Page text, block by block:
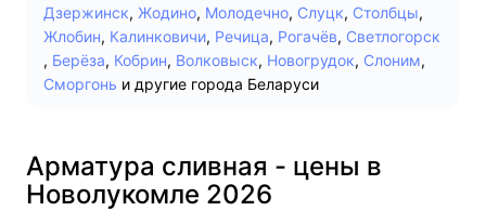
Дзержинск, Жодино, Молодечно, Слуцк, Столбцы,
Жлобин, Калинковичи, Речица, Рогачёв, Светлогорск
, Берёза, Кобрин, Волковыск, Новогрудок, Слоним,
Сморгонь и другие города Беларуси
Арматура сливная - цены в
Новолукомле 2026